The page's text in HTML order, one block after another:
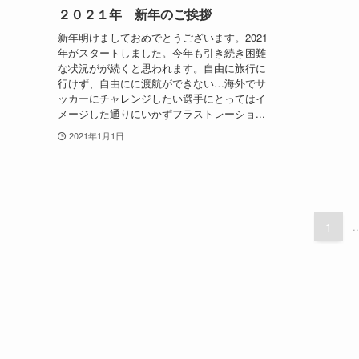
２０２１年 新年のご挨拶
新年明けましておめでとうございます。2021
年がスタートしました。今年も引き続き困難
な状況がが続くと思われます。自由に旅行に
行けず、自由にに渡航ができない…海外でサ
ッカーにチャレンジしたい選手にとってはイ
メージした通りにいかずフラストレーショ...
2021年1月1日
1